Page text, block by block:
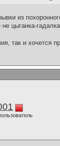
из
цыганка-
так и хочется